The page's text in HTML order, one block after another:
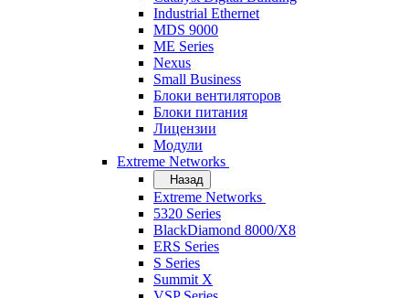
Industrial Ethernet
MDS 9000
ME Series
Nexus
Small Business
Блоки вентиляторов
Блоки питания
Лицензии
Модули
Extreme Networks
Назад
Extreme Networks
5320 Series
BlackDiamond 8000/X8
ERS Series
S Series
Summit X